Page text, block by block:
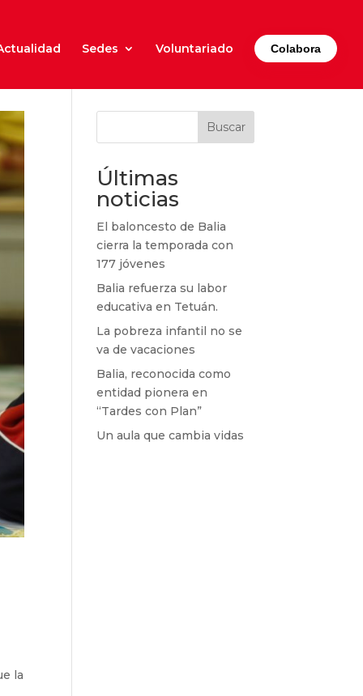
Sedes Voluntariado Colabora
la
Buscar
Últimas
noticias
El baloncesto de Balia
cierra la temporada con
177 jóvenes
Balia refuerza su labor
educativa en Tetuán.
La pobreza infantil no se
va de vacaciones
Balia, reconocida como
entidad pionera en
“Tardes con Plan”
Un aula que cambia vidas